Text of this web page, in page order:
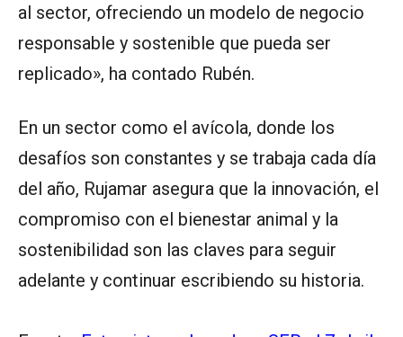
al sector, ofreciendo un modelo de negocio
responsable y sostenible que pueda ser
replicado», ha contado Rubén.
En un sector como el avícola, donde los
desafíos son constantes y se trabaja cada día
del año, Rujamar asegura que la innovación, el
compromiso con el bienestar animal y la
sostenibilidad son las claves para seguir
adelante y continuar escribiendo su historia.